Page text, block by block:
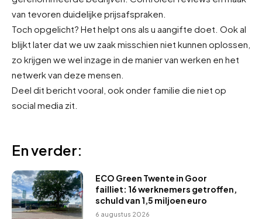
van tevoren duidelijke prijsafspraken.
Toch opgelicht? Het helpt ons als u aangifte doet. Ook al
blijkt later dat we uw zaak misschien niet kunnen oplossen,
zo krijgen we wel inzage in de manier van werken en het
netwerk van deze mensen.
Deel dit bericht vooral, ook onder familie die niet op
social media zit.
En verder:
ECO Green Twente in Goor
failliet: 16 werknemers getroffen,
schuld van 1,5 miljoen euro
6 augustus 2026